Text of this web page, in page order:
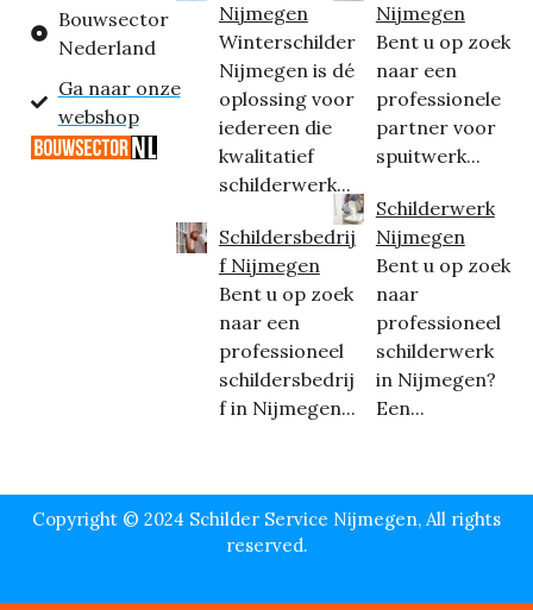
Bouwsector
Nederland
Ga naar onze
webshop
Nijmegen
Winterschilder
Nijmegen is dé
oplossing voor
iedereen die
kwalitatief
schilderwerk...
Schildersbedrij
f Nijmegen
Bent u op zoek
naar een
professioneel
schildersbedrij
f in Nijmegen...
Nijmegen
Bent u op zoek
naar een
professionele
partner voor
spuitwerk...
Schilderwerk
Nijmegen
Bent u op zoek
naar
professioneel
schilderwerk
in Nijmegen?
Een...
Copyright © 2024 Schilder Service Nijmegen, All rights
reserved.